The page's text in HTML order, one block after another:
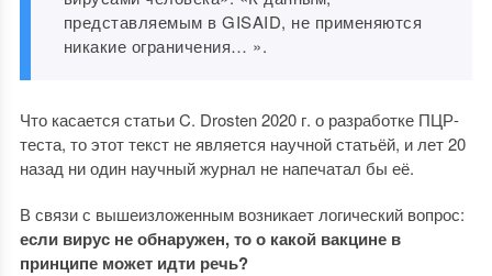
представляемым в GISAID, не применяются
никакие ограничения… ».
Что касается статьи C. Drosten 2020 г. о разработке ПЦР-
теста, то этот текст не является научной статьёй, и лет 20
назад ни один научный журнал не напечатал бы её.
В связи с вышеизложенным возникает логический вопрос:
если вирус не обнаружен, то о какой вакцине в
принципе может идти речь?